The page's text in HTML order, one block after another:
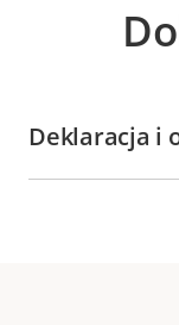
Deklaracja i